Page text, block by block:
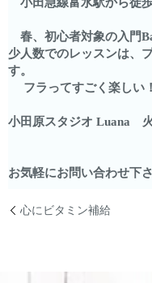
春、初心者対象の入門
少人数でのレッスンは、
す。
フラってすごく楽しい
小田原スタジオ Luana
お気軽にお問い合わせ
心にビタミン補給